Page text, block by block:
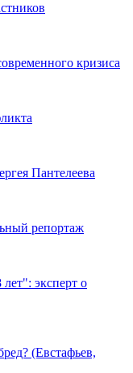
кризиса
Пантелеева
репортаж
эксперт о
(Евстафьев,